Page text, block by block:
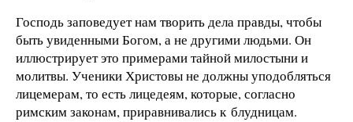
Господь заповедует нам творить дела правды, чтобы
быть увиденными Богом, а не другими людьми. Он
иллюстрирует это примерами тайной милостыни и
молитвы. Ученики Христовы не должны уподобляться
лицемерам, то есть лицедеям, которые, согласно
римским законам, приравнивались к блудницам.